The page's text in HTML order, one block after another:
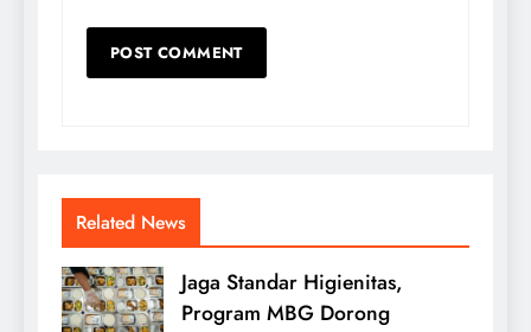
Related News
Jaga Standar Higienitas,
Program MBG Dorong